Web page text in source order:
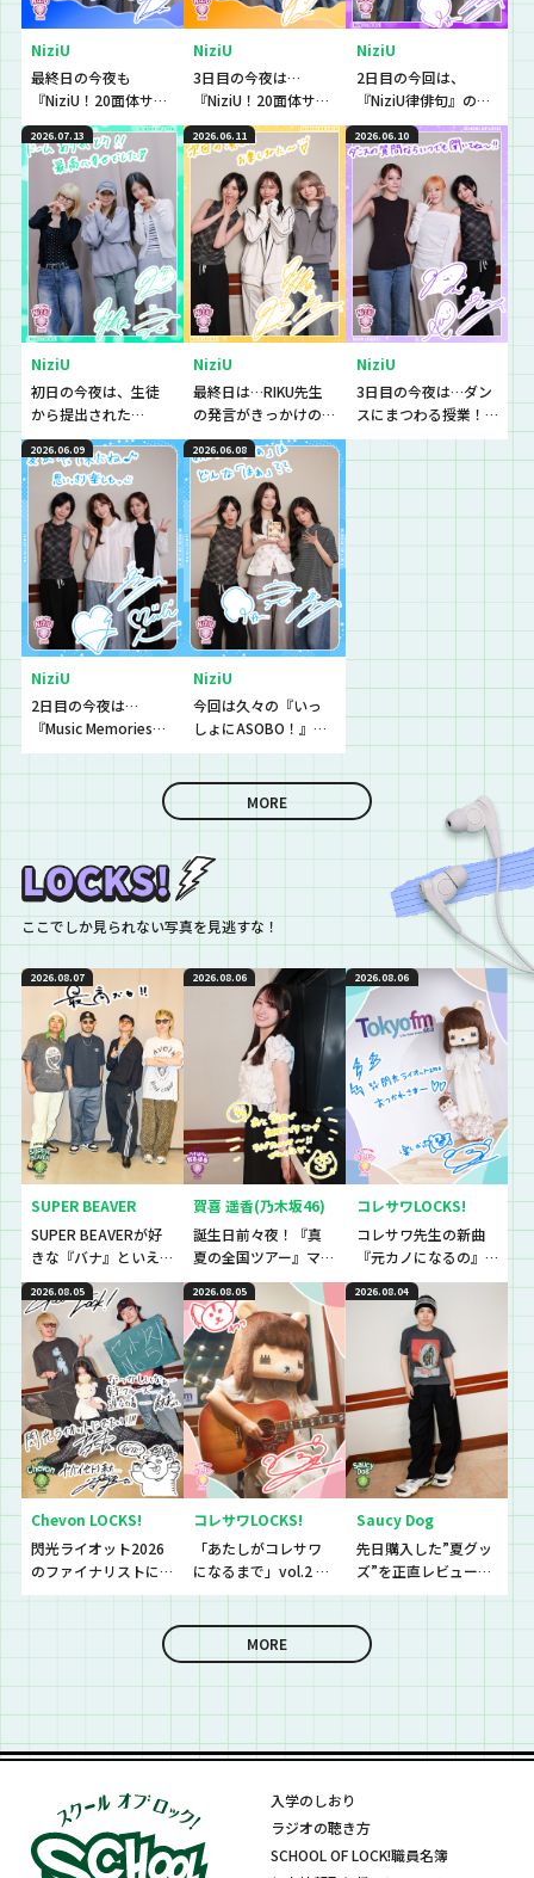
NiziU
最終日の今夜も
『NiziU！20面体サイ
コロトーク！』NiziU
先生が、6年間走り続
ける自分にかけてあ
げたい言葉とは？
NiziU
3日目の今夜は…
『NiziU！20面体サイ
コロトーク！』NiziU
先生のこれまでを振
り返っていきます
が、、、宿舎で同じ
だった3人に起きたハ
プニングとは？？
NiziU
2日目の今回は、
『NiziU律俳句』の授
業！AYAKA先生、ま
さかの“アレ”を知ら
なかった！？
2026.07.13
NiziU
初日の今夜は、生徒
から提出された
『NiziU Live with U
2026 “NiziU : THE
CINEMA”』をチェッ
クしていきます！
RIKU先生が気づかな
かったこととは！？
2026.06.11
NiziU
最終日は…RIKU先生
の発言がきっかけの
新授業！？NiziU先生
の演技！？
2026.06.10
NiziU
3日目の今夜は…ダン
スにまつわる授業！
『ダンスの講師』で
あるNiziU先生が生徒
2026.06.09
NiziU
2日目の今夜は…
『Music Memories』
の授業！テーマは
しげ音楽』！MIIHI先
2026.06.08
NiziU
今回は久々の『いっ
しょにASOBO！』の
時間！あの先生の演
MORE
ここでしか見られない写真を見逃すな！
2026.08.07
SUPER BEAVER
SUPER BEAVERが好
きな『バナ』といえ
ば〜？『恋バナ』だ
ぁぁぁ！！！今回は
生徒と、恋バナ逆
電！！！！
2026.08.06
賀喜 遥香(乃木坂46)
誕生日前々夜！『真
夏の全国ツアー』マ
ストアイテムと
は！？
2026.08.06
コレサワLOCKS!
コレサワ先生の新曲
『元カノになるの』
初解禁！！！！！
2026.08.05
Chevon LOCKS!
閃光ライオット2026
のファイナリストに
思わず「なんであん
業！
2026.08.05
コレサワLOCKS!
「あたしがコレサワ
になるまで」vol.2 開
催！！
2026.08.04
Saucy Dog
先日購入した”夏グッ
ズ”を正直レビューし
ていきました！
MORE
入学のしおり
ラジオの聴き方
SCHOOL OF LOCK!職員名簿